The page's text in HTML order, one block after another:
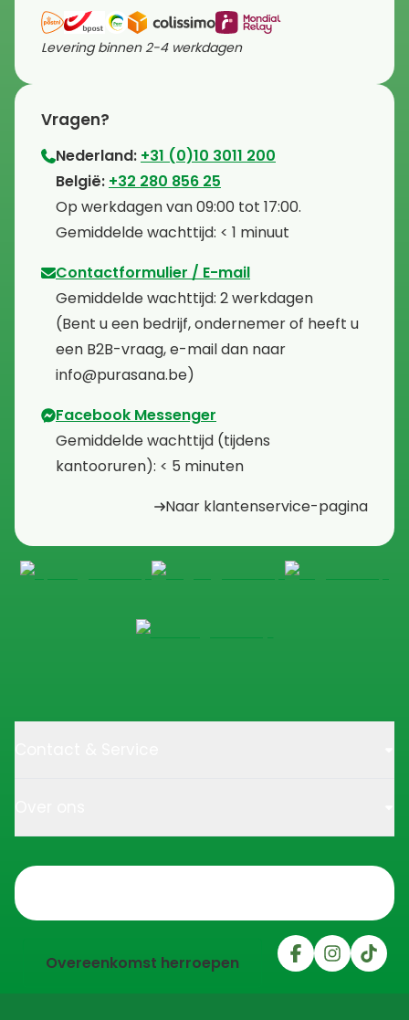
Levering binnen 2-4 werkdagen
Vragen?
Nederland: +31 (0)10 3011 200
⁠België: +32 280 856 25
⁠⁠Op werkdagen van 09:00 tot 17:00.
⁠Gemiddelde wachttijd: < 1 minuut
Contactformulier / E-mail
⁠Gemiddelde wachttijd: 2 werkdagen
⁠(Bent u een bedrijf, ondernemer of heeft u
een B2B-vraag, e-mail dan naar
info@purasana.be)
Facebook Messenger
⁠Gemiddelde wachttijd (tijdens
kantooruren): < 5 minuten
Naar klantenservice-pagina
Overeenkomst herroepen